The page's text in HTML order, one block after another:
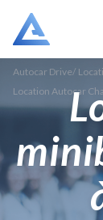
Autocar Drive/
Location Autocar